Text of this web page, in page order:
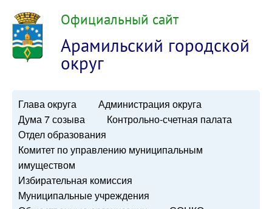
Официальный сайт
Арамильский городской
округ
Глава округа
Администрация округа
Дума 7 созыва
Контрольно-счетная палата
Отдел образования
Комитет по управлению муниципальным
имуществом
Избирательная комиссия
Муниципальные учреждения